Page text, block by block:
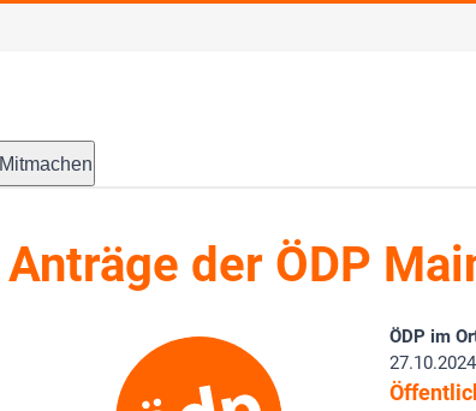
Mitmachen
Anträge der ÖDP
ÖDP im
27.10.2024